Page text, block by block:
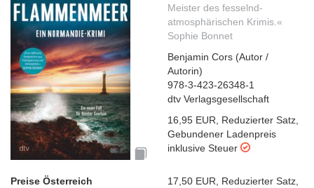
Meister des fesselnd-
atmosphärischen Krimis.«
Sophie Bonnet
Benjamin Cors (Autor /
Autorin)
978-3-423-26348-1
dtv Verlagsgesellschaft
16,95 EUR
Reduzierter Satz
Gebundener Ladenpreis
inklusive Steuer
Preise Österreich 17,50 EUR Reduzierter Satz